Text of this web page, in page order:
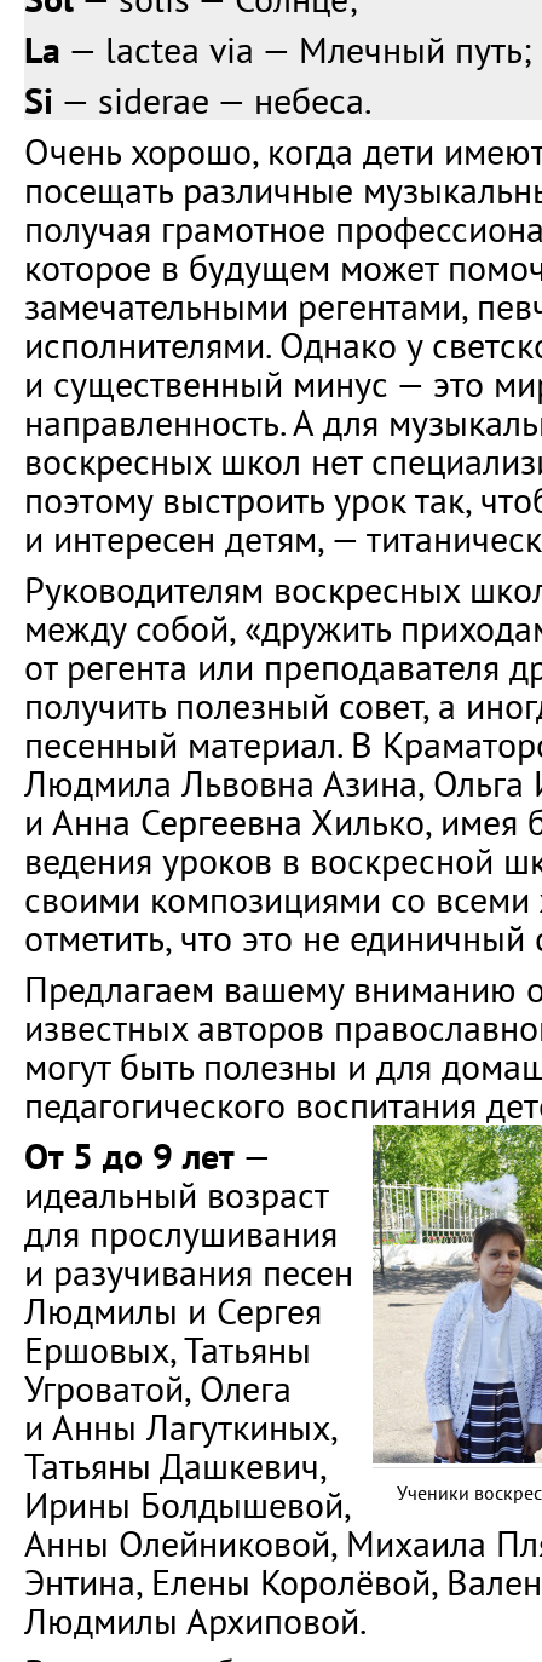
La — lactea via — Млечный путь;
Si — siderae — небеса.
Очень хорошо, когда дети
посещать различные
получая грамотное
которое в будущем может
замечательными регентами,
исполнителями. Однако у
и существенный минус — это
направленность. А для
воскресных школ нет
поэтому выстроить урок так,
и интересен детям, —
Руководителям воскресных
между собой, «дружить
от регента или преподавателя
получить полезный совет, а
песенный материал. В
Людмила Львовна Азина, Ольга
и Анна Сергеевна Хилько, имея
ведения уроков в воскресной
своими композициями со
отметить, что это не единичный
Предлагаем вашему вниманию
известных авторов
могут быть полезны и для
педагогического воспитания
Ученики
От 5 до 9 лет —
идеальный возраст
для прослушивания
и разучивания песен
Людмилы и Сергея
Ершовых, Татьяны
Угроватой, Олега
и Анны Лагуткиных,
Татьяны Дашкевич,
Ирины Болдышевой,
Анны Олейниковой, Михаила
Энтина, Елены Королёвой,
Людмилы Архиповой.